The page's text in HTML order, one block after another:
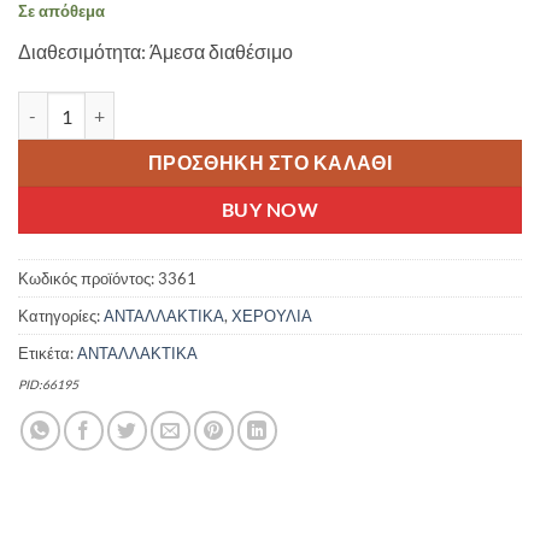
5.00 €.είναι:
Σε απόθεμα
Διαθεσιμότητα: Άμεσα διαθέσιμο
ΠΡΟΣΘΉΚΗ ΣΤΟ ΚΑΛΆΘΙ
BUY NOW
Κωδικός προϊόντος:3361
Κατηγορίες:ΑΝΤΑΛΛΑΚΤΙΚΑ, ΧΕΡΟΥΛΙΑ
Ετικέτα:ΑΝΤΑΛΛΑΚΤΙΚΑ
PID:66195